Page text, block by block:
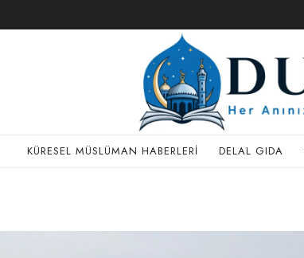
KÜRESEL MÜSLÜMAN HABERLERI DELAL GIDA